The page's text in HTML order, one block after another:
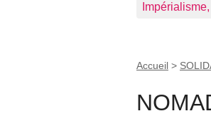
Accueil >